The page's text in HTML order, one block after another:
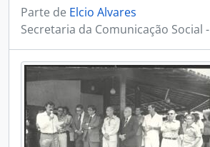
Parte de Elcio Alvares
Secretaria da Comunicação Social -